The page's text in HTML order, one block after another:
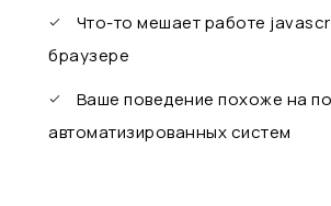
Что-то мешает работе
браузере
Ваше поведение похоже на
автоматизированных систем